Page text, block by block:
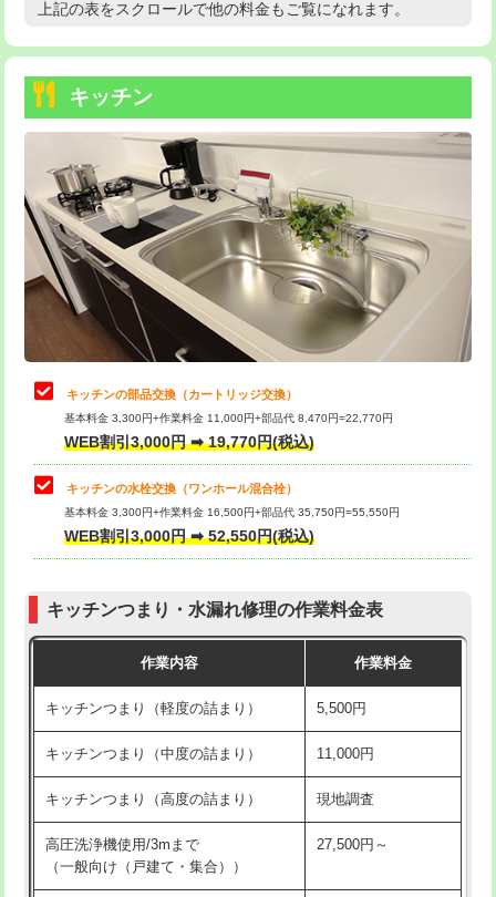
持込商品取付（普通便座⇔温水洗浄便
22,000円
給水管工事※（ホール加工)
給水管工事※（バンド止め) 3,300円
給水管工事※（支持金具設置) 5,500円
給水管工事※（保温材使用（バンド止
め込み）)
5,500円
給水管工事※（土の掘削・埋め戻し作
11,000円
給水管工事※（塩ビ管（VP・HI）使
用/3ｍまで)
給水管工事※（塩ビ管（VP・HI）使
用（追加）/3ｍ超え)
給水管工事※（ライニング鋼管・銅
管・ポリ管・HT管使用/3ｍまで)
44,000円
管・ポリ管・HT管使用/3ｍ超え)
排水管工事（土の掘削・埋め戻し作
11,000円~
排水管工事（排水管工事/3ｍまで） 55,000円
排水管工事（追加 排水管工事/3ｍ超
+11,000円
マス交換（土の掘削・埋め戻し作業）
マス交換（深さ50㎝未満）
高度高圧洗浄換 現地調査
トーラー機使用/3mまで
追加トーラー機使用/3m超え +3,300円
カメラ調査 33,000円
桝清掃 8,800円
止水・漏水調査・防水処理・清掃・修
理・調整・分解・加工など（軽作業）
11,000円
止水・漏水調査・防水処理・清掃・修
理・調整・分解・加工など（中作業）
22,000円
止水・漏水調査・防水処理・清掃・修
理・調整・分解・加工など（重作業）
33,000円
お風呂タンク脱着
その他部品の脱着
式・ワンホール）)
交換・取付(排水栓・排水トラップ
22,000円+材料費
持込商品取付（単水栓）
上記の表をスクロールで他の料金もご覧になれます。
キッチン
キッチンの部品交換（カートリッジ交換）
基本料金 3,300円+作業料金 11,000円+部品代 8,470円=22,770円
WEB割引3,000円 ➡ 19,770円(税込)
キッチンの水栓交換（ワンホール混合栓）
基本料金 3,300円+作業料金 16,500円+部品代 35,750円=55,550円
WEB割引3,000円 ➡ 52,550円(税込)
キッチンつまり・水漏れ修理の作業料金表
作業内容 作業料金
キッチンつまり（軽度の詰まり） 5,500円
キッチンつまり（中度の詰まり） 11,000円
キッチンつまり（高度の詰まり） 現地調査
高圧洗浄機使用/3mまで
（一般向け（戸建て・集合））
27,500円～